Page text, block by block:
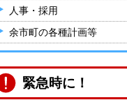
人事・採用
余市町の各種計画等
緊急時に！